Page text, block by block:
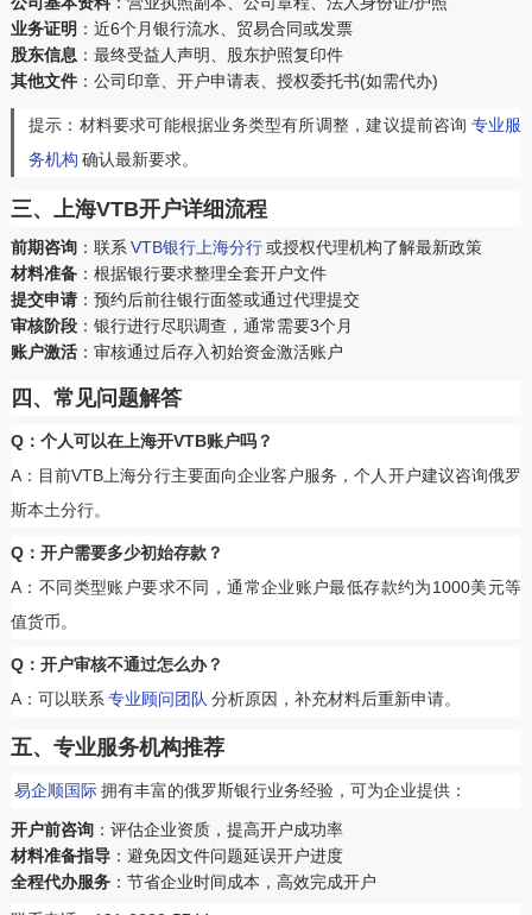
业务证明 ‌：近6个月银行流水、贸易合同或发票
股东信息 ‌：最终受益人声明、股东护照复印件
其他文件‌：公司印章、开户申请表、授权委托书(如需代办)
提示：材料要求可能根据业务类型有所调整，建议提前咨询 专业服
务机构 确认最新要求。
三、上海VTB开户详细流程
前期咨询‌：联系 VTB银行上海分行或授权代理机构了解最新政策
材料准备‌：根据银行要求整理全套开户文件
提交申请‌：预约后前往银行面签或通过代理提交
审核阶段‌：银行进行尽职调查，通常需要3个月
账户激活‌：审核通过后存入初始资金激活账户
四、常见问题解答
Q：个人可以在上海开VTB账户吗？
A：目前VTB上海分行主要面向企业客户服务，个人开户建议咨询俄罗
斯本土分行。
Q：开户需要多少初始存款？
A：不同类型账户要求不同，通常企业账户最低存款约为1000美元等
值货币。
Q：开户审核不通过怎么办？
A：可以联系 专业顾问团队 分析原因，补充材料后重新申请。
五、专业服务机构推荐
易企顺国际拥有丰富的俄罗斯银行业务经验，可为企业提供：
开户前咨询‌：评估企业资质，提高开户成功率
材料准备指导‌：避免因文件问题延误开户进度
全程代办服务‌：节省企业时间成本，高效完成开户